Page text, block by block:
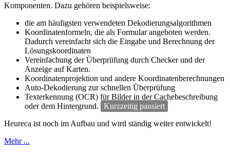
Komponenten. Dazu gehören beispielsweise:
die am häufigsten verwendeten Dekodierungsalgorithmen
Koordinatenformeln, die als Formular angeboten werden.
Dadurch vereinfacht sich die Eingabe und Berechnung der
Lösungskoordinaten
Vereinfachung der Überprüfung durch Checker und der
Anzeige auf Karten.
Koordinatenprojektion und andere Koordinatenberechnungen
Auto-Dekodierung zur schnellen Überprüfung
Texterkennung (OCR) für Bilder in der Cachebeschreibung
oder dem Hintergrund.
Kurzzeitig pausiert
Heureca ist noch im Aufbau und wird ständig weiter entwickelt!
Mehr ...